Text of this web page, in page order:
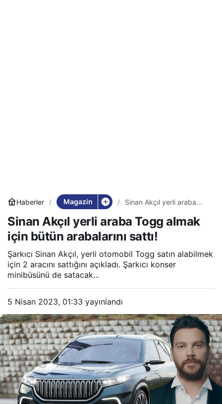
Haberler Magazin
Sinan Akçıl yerli araba
arabalarını sattı!
Sinan Akçıl yerli araba Togg almak
için bütün arabalarını sattı!
Şarkıcı Sinan Akçıl, yerli otomobil Togg satın alabilmek
için 2 aracını sattığını açıkladı. Şarkıcı konser
minibüsünü de satacak...
5 Nisan 2023, 01:33 yayınlandı